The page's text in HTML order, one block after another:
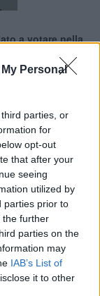
Personal
parties, or
for
opt-out
that after your
seeing
utilized by
parties prior to
the further
parties on the
may
IAB’s List of
it to other
a votare nella
di voto per
del
votato il60,66%
stessa giornata
risulta un calo